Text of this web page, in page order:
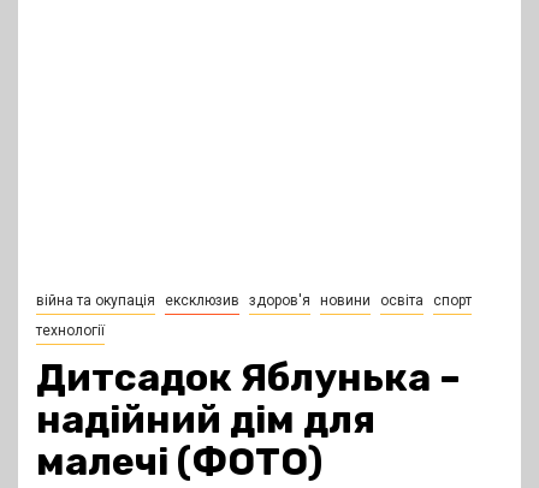
війна та окупація ексклюзив здоров'я новини освіта
спорт
технології
Дитсадок Яблунька –
надійний дім для
малечі (ФОТО)